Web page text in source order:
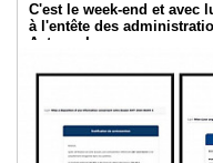
C'est le week-end et avec
à l'entête des
Acteurs Locaux